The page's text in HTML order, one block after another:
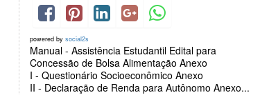
powered by social2s
Manual - Assistência Estudantil Edital para
Concessão de Bolsa Alimentação Anexo
I - Questionário Socioeconômico Anexo
II - Declaração de Renda para Autônomo Anexo...